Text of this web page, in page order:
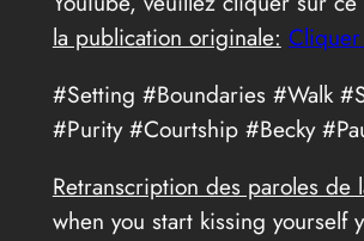
la publication originale:
#Setting #Boundaries #Walk
#Purity #Courtship #Becky
Retranscription des paroles de
when you start kissing yourself